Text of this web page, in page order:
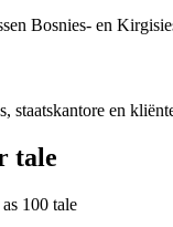
Bosnies- en
staatskantore en
tale
100 tale